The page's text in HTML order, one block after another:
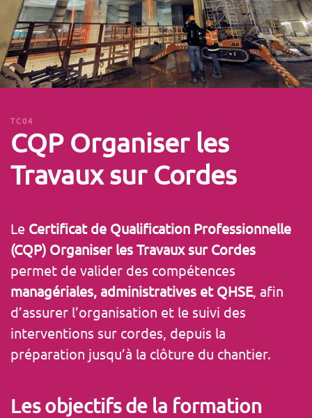
TC04
CQP Organiser les
Travaux sur Cordes
Le Certificat de Qualification Professionnelle
(CQP) Organiser les Travaux sur Cordes
permet de valider des compétences
managériales, administratives et QHSE, afin
d’assurer l’organisation et le suivi des
interventions sur cordes, depuis la
préparation jusqu’à la clôture du chantier.
Les objectifsde la formation